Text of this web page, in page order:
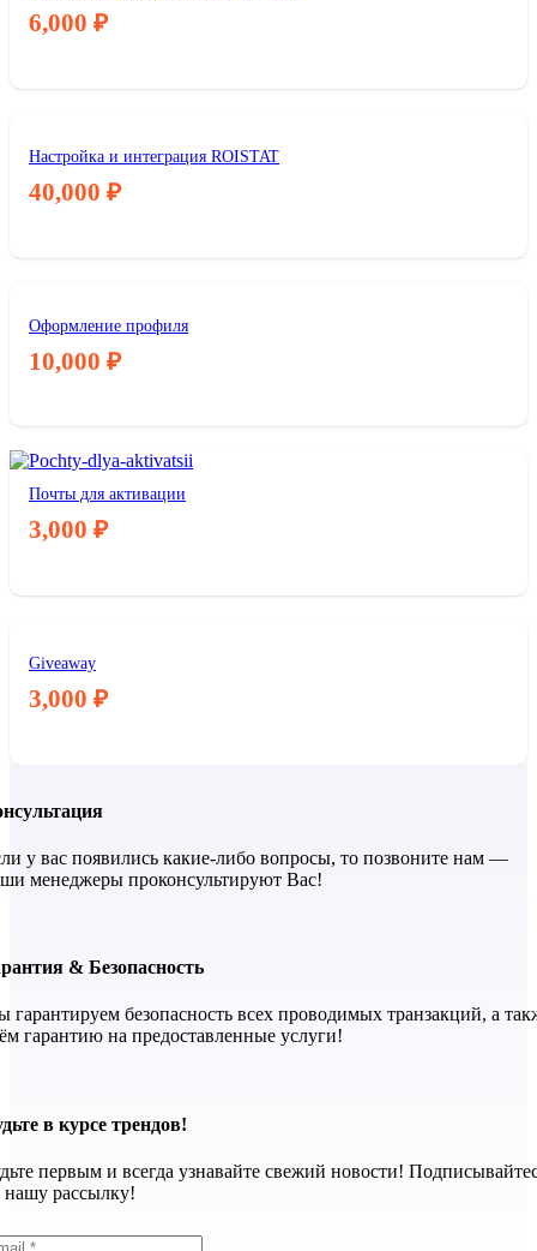
6,000 ₽
Настройка и интеграция ROISTAT
40,000 ₽
Оформление профиля
10,000 ₽
Почты для активации
3,000 ₽
Giveaway
3,000 ₽
у вас появились какие-либо вопросы, то позвоните нам —
менеджеры проконсультируют Вас!
& Безопасность
гарантируем безопасность всех проводимых транзакций, а
гарантию на предоставленные услуги!
в курсе трендов!
первым и всегда узнавайте свежий новости!
нашу рассылку!